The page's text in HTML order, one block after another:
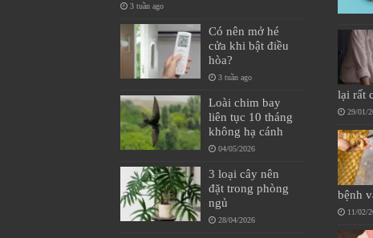
3 tuần ago
Có nên mở hé
cửa khi bật điều
hòa?
3 tuần ago
Loài chim bay
liên tục 10 tháng
không hạ cánh
04/05/2026
3 loại cây nên
đặt trong phòng
ngủ
28/04/2026
lại rất
29/01/
bệnh
11/02/